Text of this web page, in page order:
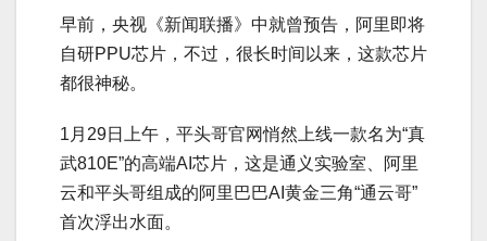
早前，央视《新闻联播》中就曾预告，阿里即将
自研PPU芯片，不过，很长时间以来，这款芯片
都很神秘。
1月29日上午，平头哥官网悄然上线一款名为“真
武810E”的高端AI芯片，这是通义实验室、阿里
云和平头哥组成的阿里巴巴AI黄金三角“通云哥”
首次浮出水面。